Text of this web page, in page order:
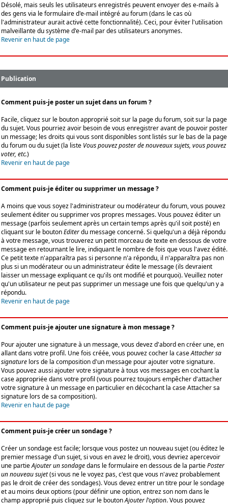
Désolé, mais seuls les utilisateurs enregistrés peuvent envoyer des e-mails à
des gens via le formulaire d'e-mail intégré au forum (dans le cas où
l'administrateur aurait activé cette fonctionnalité). Ceci, pour éviter l'utilisation
malveillante du système d'e-mail par des utilisateurs anonymes.
Revenir en haut de page
Publication
Comment puis-je poster un sujet dans un forum ?
Facile, cliquez sur le bouton approprié soit sur la page du forum, soit sur la page
du sujet. Vous pourriez avoir besoin de vous enregistrer avant de pouvoir poster
un message; les droits qui vous sont disponibles sont listés sur le bas de la page
du forum ou du sujet (la liste Vous pouvez poster de nouveaux sujets, vous pouvez
voter, etc.)
Revenir en haut de page
Comment puis-je éditer ou supprimer un message ?
A moins que vous soyez l'administrateur ou modérateur du forum, vous pouvez
seulement éditer ou supprimer vos propres messages. Vous pouvez éditer un
message (parfois seulement après un certain temps après qu'il soit posté) en
cliquant sur le boutonEditerdu message concerné. Si quelqu'un a déjà répondu
à votre message, vous trouverez un petit morceau de texte en dessous de votre
message en retournant le lire, indiquant le nombre de fois que vous l'avez édité.
Ce petit texte n'apparaîtra pas si personne n'a répondu, il n'apparaîtra pas non
plus si un modérateur ou un administrateur édite le message (ils devraient
laisser un message expliquant ce qu'ils ont modifié et pourquoi). Veuillez noter
qu'un utilisateur ne peut pas supprimer un message une fois que quelqu'un y a
répondu.
Revenir en haut de page
Comment puis-je ajouter une signature à mon message ?
Pour ajouter une signature à un message, vous devez d'abord en créer une, en
allant dans votre profil. Une fois créée, vous pouvez cocher la caseAttacher sa
signature lors de la composition d'un message pour ajouter votre signature.
Vous pouvez aussi ajouter votre signature à tous vos messages en cochant la
case appropriée dans votre profil (vous pourrez toujours empêcher d'attacher
votre signature à un message en particulier en décochant la case Attacher sa
signature lors de sa composition).
Revenir en haut de page
Comment puis-je créer un sondage ?
Créer un sondage est facile; lorsque vous postez un nouveau sujet (ou éditez le
premier message d'un sujet, si vous en avez le droit), vous devriez apercevoir
une partieAjouter un sondagedans le formulaire en dessous de la partiePoster
un nouveau sujet(si vous ne le voyez pas, c'est que vous n'avez probablement
pas le droit de créer des sondages). Vous devez entrer un titre pour le sondage
et au moins deux options (pour définir une option, entrez son nom dans le
champ approprié puis cliquez sur le boutonAjouter l'option. Vous pouvez